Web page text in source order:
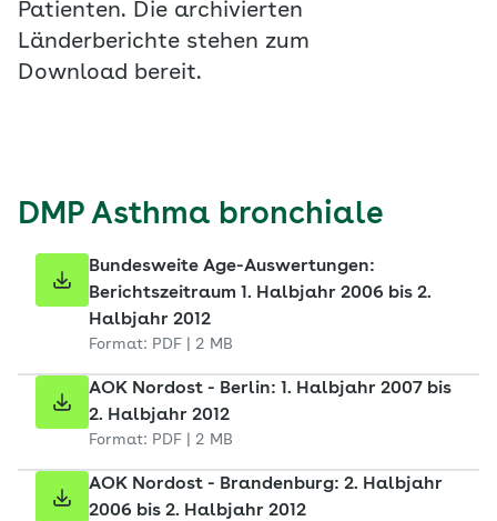
Patienten. Die archivierten
Länderberichte stehen zum
Download bereit.
DMP Asthma bronchiale
Bundesweite Age-Auswertungen:
Berichtszeitraum 1. Halbjahr 2006 bis 2.
Halbjahr 2012
Format: PDF | 2 MB
AOK Nordost - Berlin: 1. Halbjahr 2007 bis
2. Halbjahr 2012
Format: PDF | 2 MB
AOK Nordost - Brandenburg: 2. Halbjahr
2006 bis 2. Halbjahr 2012